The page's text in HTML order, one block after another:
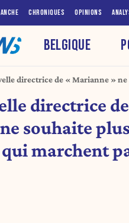
CHRONIQUES OPINIONS
BELGIQUE
directrice de « Marianne » ne
directrice de
souhaite
marchent